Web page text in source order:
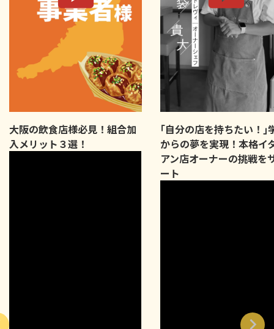
大阪の飲食店様必見！組合加
入メリット３選！
｢自分の店を持ちたい！｣
からの夢を実現！本格イ
アン店オーナーの挑戦を
ート